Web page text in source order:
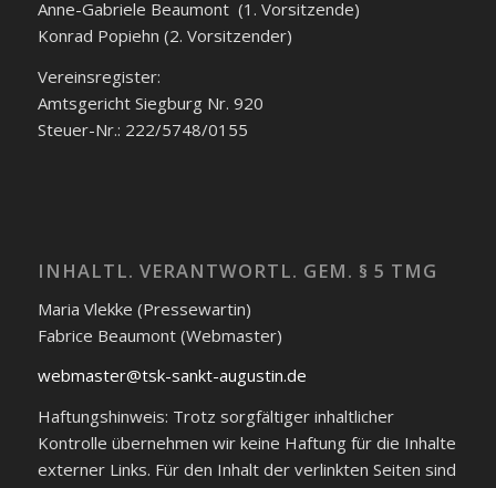
Anne-Gabriele Beaumont (1. Vorsitzende)
Konrad Popiehn (2. Vorsitzender)
Vereinsregister:
Amtsgericht Siegburg Nr. 920
Steuer-Nr.: 222/5748/0155
INHALTL. VERANTWORTL. GEM. § 5 TMG
Maria Vlekke (Pressewartin)
Fabrice Beaumont (Webmaster)
webmaster@tsk-sankt-augustin.de
Haftungshinweis: Trotz sorgfältiger inhaltlicher
Kontrolle übernehmen wir keine Haftung für die Inhalte
externer Links. Für den Inhalt der verlinkten Seiten sind